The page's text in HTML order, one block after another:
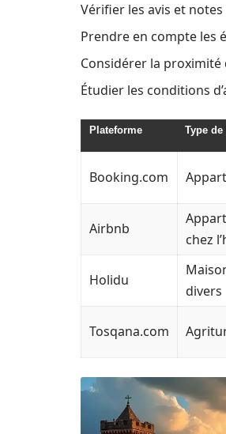
Vérifier les avis et
Prendre en compte les
Considérer la
Étudier les conditions
Plateforme Type
Booking.com
Airbnb
chez
Holidu
divers
Tosqana.com